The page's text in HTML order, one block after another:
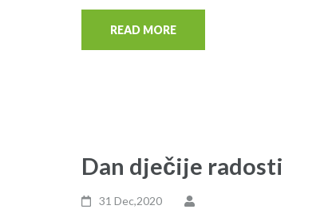
READ MORE
Dan dječije radosti
31 Dec,2020